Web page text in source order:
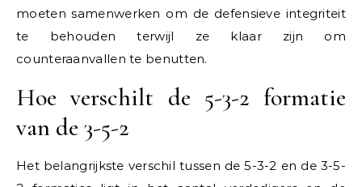
moeten samenwerken om de defensieve integriteit
te behouden terwijl ze klaar zijn om
counteraanvallen te benutten.
Hoe verschilt de 5-3-2 formatie
van de 3-5-2
Het belangrijkste verschil tussen de 5-3-2 en de 3-5-